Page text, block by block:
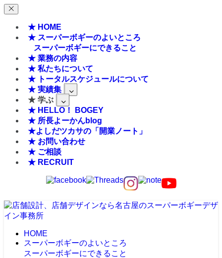
★ HOME
★ スーパーボギーのよいところ
スーパーボギーにできること
★ 業務の内容
★ 私たちについて
★ トータルスケジュールについて
★ 実績集
★ 学ぶ
★ HELLO！ BOGEY
★ 所長よーかんblog
★よしだツカサの「開業ノート」
★ お問い合わせ
★ ご相談
★ RECRUIT
HOME
スーパーボギーのよいところ
スーパーボギーにできること